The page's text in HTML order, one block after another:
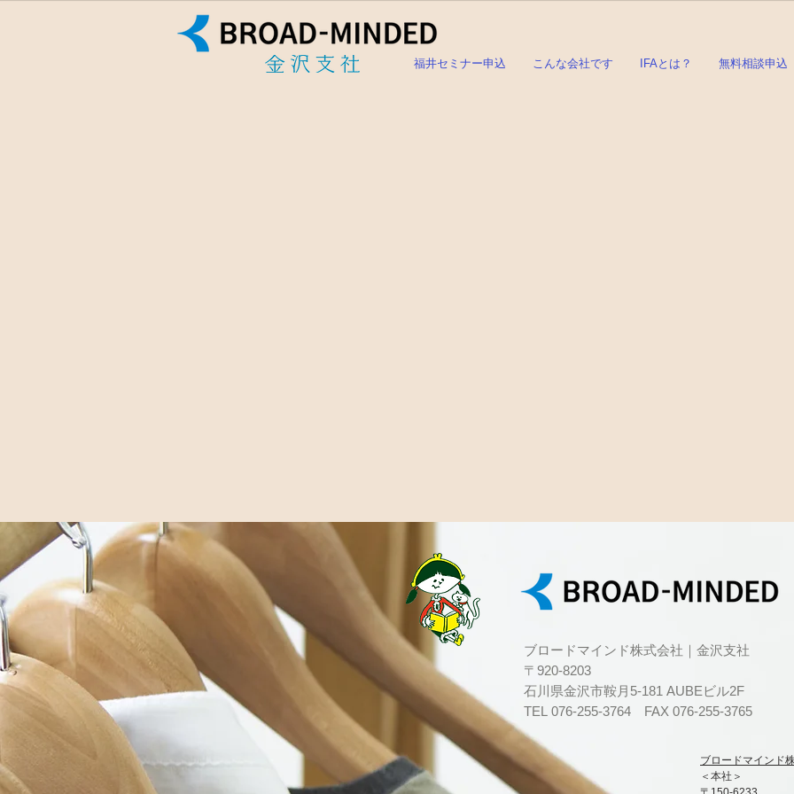
福井セミナー申込 こんな会社です IFAとは？ 無料相談申込
ブロードマインド株式会社｜金沢支社
〒920-8203
石川県金沢市鞍月5-181 AUBEビル2F
TEL 076-255-3764 FAX 076-255-3765
ブロードマインド
＜本社＞